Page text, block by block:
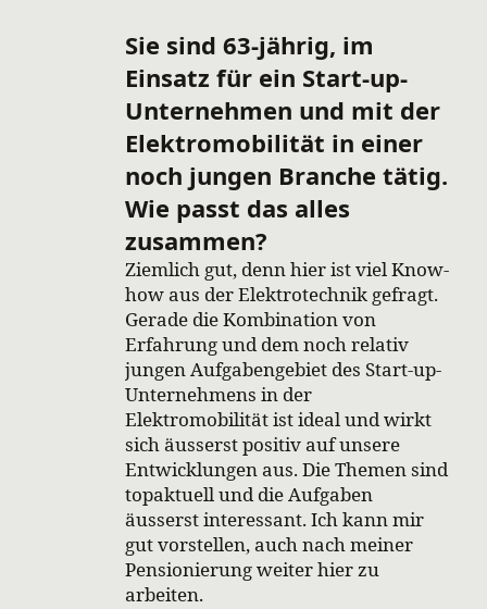
Sie sind 63-jährig, im
Einsatz für ein Start-up-
Unternehmen und mit der
Elektromobilität in einer
noch jungen Branche tätig.
Wie passt das alles
zusammen?
Ziemlich gut, denn hier ist viel Know-
how aus der Elektrotechnik gefragt.
Gerade die Kombination von
Erfahrung und dem noch relativ
jungen Aufgabengebiet des Start-up-
Unternehmens in der
Elektromobilität ist ideal und wirkt
sich äusserst positiv auf unsere
Entwicklungen aus. Die Themen sind
topaktuell und die Aufgaben
äusserst interessant. Ich kann mir
gut vorstellen, auch nach meiner
Pensionierung weiter hier zu
arbeiten.